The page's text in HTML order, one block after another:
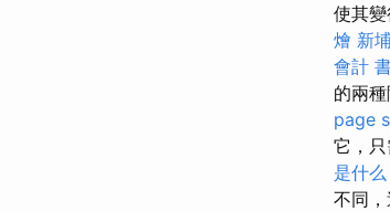
使其
燴 新
會計
的兩種
page
它，
是什么
不同